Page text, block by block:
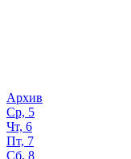
Архив
Ср, 5
Чт, 6
Пт, 7
Сб, 8